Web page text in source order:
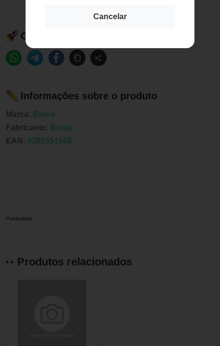
Cancelar
Compartilhe esse produto:
Informações sobre o produto
Marca: Brava
Fabricante: Brava
EAN: 0265551508
Publicidade
Produtos relacionados